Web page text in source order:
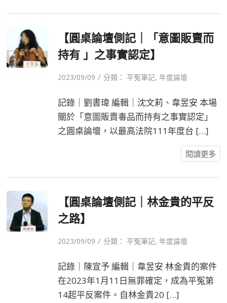
【圓桌論壇側記｜「意圖販賣而
持有 」之事實認定】
2023/09/09 / 分類：平冤筆記,年度論壇
記錄｜劉書瑋 編輯｜沈文莉、韋昱安 本場
關於「意圖販賣毒品而持有之事實認定」
之圓桌論壇，以最高法院111年度台 […]
閱讀更多
【圓桌論壇側記｜林金貴的平反
之路】
2023/09/09 / 分類：平冤筆記,年度論壇
記錄｜陳宣予 編輯｜韋昱安 林金貴的案件
在2023年1月11日無罪確定，成為平冤第
14起平反案件。自林金貴20 […]